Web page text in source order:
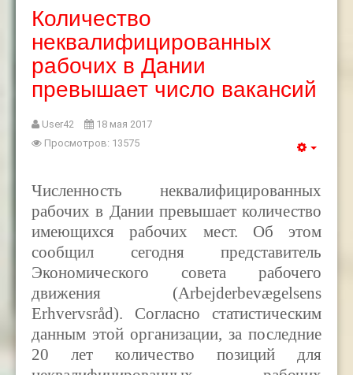
Количество
неквалифицированных
рабочих в Дании
превышает число вакансий
User42
18 мая 2017
Просмотров: 13575
Численность неквалифицированных
рабочих в Дании превышает количество
имеющихся рабочих мест. Об этом
сообщил сегодня представитель
Экономического совета рабочего
движения (Arbejderbevægelsens
Erhvervsråd). Согласно статистическим
данным этой организации, за последние
20 лет количество позиций для